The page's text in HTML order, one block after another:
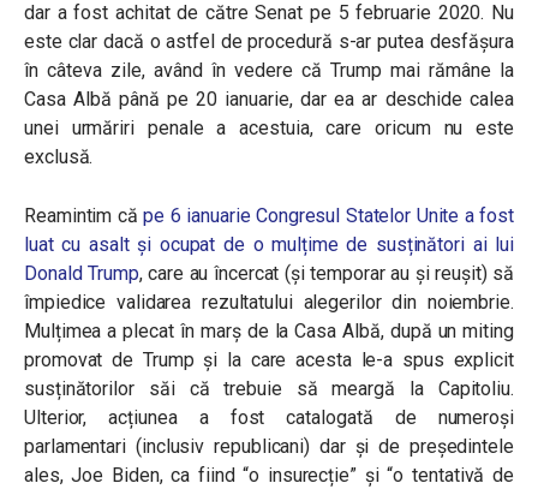
dar a fost achitat de către Senat pe 5 februarie 2020. Nu
este clar dacă o astfel de procedură s-ar putea desfășura
în câteva zile, având în vedere că Trump mai rămâne la
Casa Albă până pe 20 ianuarie, dar ea ar deschide calea
unei urmăriri penale a acestuia, care oricum nu este
exclusă.
Reamintim căpe 6 ianuarie Congresul Statelor Unite a fost
luat cu asalt și ocupat de o mulțime de susținători ai lui
Donald Trump, care au încercat (și temporar au și reușit) să
împiedice validarea rezultatului alegerilor din noiembrie.
Mulțimea a plecat în marș de la Casa Albă, după un miting
promovat de Trump și la care acesta le-a spus explicit
susținătorilor săi că trebuie să meargă la Capitoliu.
Ulterior, acțiunea a fost catalogată de numeroși
parlamentari (inclusiv republicani) dar și de președintele
ales, Joe Biden, ca fiind “o insurecție” și “o tentativă de